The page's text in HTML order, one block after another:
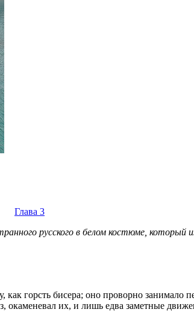
Глава 3
русского в белом костюме, который
горсть бисера; оно проворно занимало
окаменевал их, и лишь едва заметные